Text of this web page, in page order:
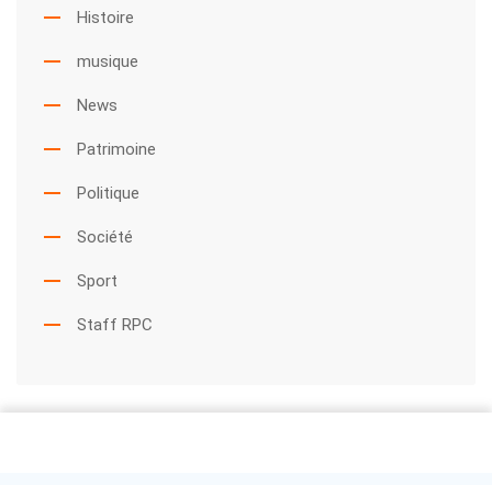
Histoire
musique
News
Patrimoine
Politique
Société
Sport
Staff RPC